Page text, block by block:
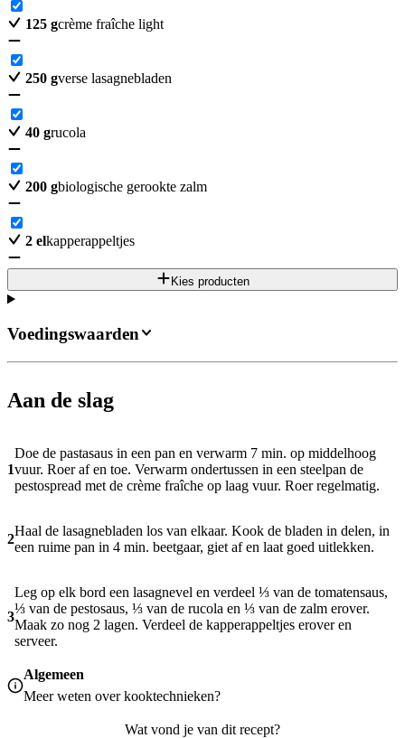
125 gcrème fraîche light
250 gverse lasagnebladen
40 grucola
200 gbiologische gerookte zalm
2 elkapperappeltjes
Kies producten
Aan de slag
1
Doe de pastasaus in een pan en verwarm 7 min. op middelhoog
vuur. Roer af en toe. Verwarm ondertussen in een steelpan de
pestospread met de crème fraîche op laag vuur. Roer regelmatig.
2
Haal de lasagnebladen los van elkaar. Kook de bladen in delen, in
een ruime pan in 4 min. beetgaar, giet af en laat goed uitlekken.
3
Leg op elk bord een lasagnevel en verdeel ⅓ van de tomatensaus,
⅓ van de pestosaus, ⅓ van de rucola en ⅓ van de zalm erover.
Maak zo nog 2 lagen. Verdeel de kapperappeltjes erover en
serveer.
Algemeen
Meer weten overkooktechnieken?
Wat vond je van dit recept?
Voedingswaarden